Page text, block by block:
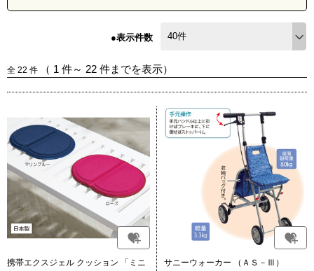
●表示件数
全 22 件 （ 1 件～ 22 件までを表示）
携帯エクスジェル クッション 「ミニ
サニーウォーカー （ＡＳ－Ⅲ）